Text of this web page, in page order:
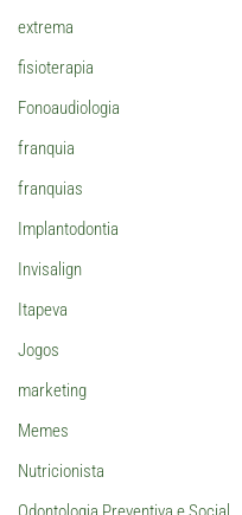
extrema
fisioterapia
Fonoaudiologia
franquia
franquias
Implantodontia
Invisalign
Itapeva
Jogos
marketing
Memes
Nutricionista